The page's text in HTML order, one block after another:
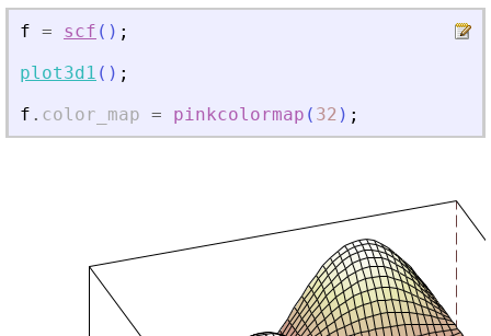
f = scf ( ) ;
plot3d1 ( ) ;
f . color_map = pinkcolormap ( 32 ) ;